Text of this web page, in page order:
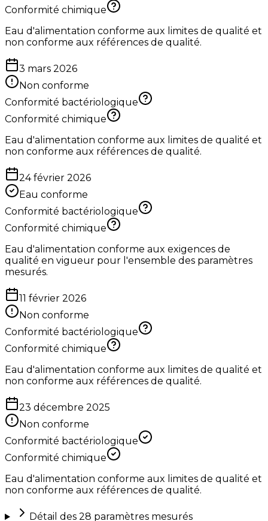
Conformité chimique
Eau d'alimentation conforme aux limites de qualité et
non conforme aux références de qualité.
3 mars 2026
Non conforme
Conformité bactériologique
Conformité chimique
Eau d'alimentation conforme aux limites de qualité et
non conforme aux références de qualité.
24 février 2026
Eau conforme
Conformité bactériologique
Conformité chimique
Eau d'alimentation conforme aux exigences de
qualité en vigueur pour l'ensemble des paramètres
mesurés.
11 février 2026
Non conforme
Conformité bactériologique
Conformité chimique
Eau d'alimentation conforme aux limites de qualité et
non conforme aux références de qualité.
23 décembre 2025
Non conforme
Conformité bactériologique
Conformité chimique
Eau d'alimentation conforme aux limites de qualité et
non conforme aux références de qualité.
Détail des 28 paramètres mesurés